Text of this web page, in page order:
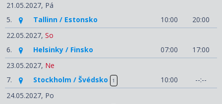
21.05.2027, Pá
5.
Tallinn / Estonsko 10:00
20:00
22.05.2027, So
6.
Helsinky / Finsko 07:00
17:00
23.05.2027, Ne
7.
Stockholm / Švédsko 1 10:00
--:--
24.05.2027, Po